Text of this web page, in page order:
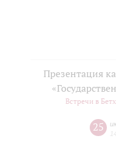
Презентация
Встречи в
25